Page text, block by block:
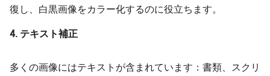
復し、白黒画像をカラー化するのに役立ちます。
4. テキスト補正
多くの画像にはテキストが含まれています：書類、スクリ